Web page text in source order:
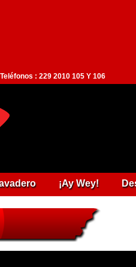
: 229 2010 105 Y 106
¡Ay Wey!